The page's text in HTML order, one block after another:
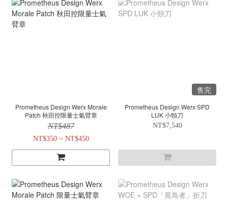
Prometheus Design Werx Morale
Patch 秋田控限量士氣臂章
NT$487
NT$350 ~ NT$450
售完
Prometheus Design Werx SPD
LUK 小頸刀
NT$7,540